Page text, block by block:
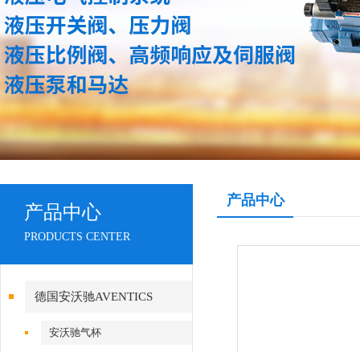
产品中心
PRODUCTS CENTER
德国安沃驰AVENTICS
安沃驰气杯
产品中心